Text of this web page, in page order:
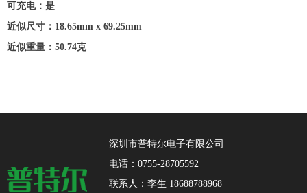
可充电：是
近似尺寸：18.65mm x 69.25mm
近似重量：50.74克
深圳市普特尔电子有限公司
电话：0755-28705592
联系人：李生 18688788968